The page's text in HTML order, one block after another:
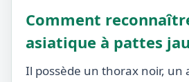
Comment
asiatique à pattes
Il possède un thorax noir, un